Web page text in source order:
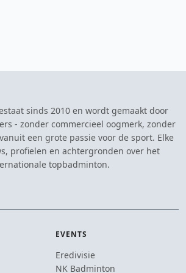
sinds 2010 en wordt gemaakt door
- zonder commercieel oogmerk, zonder
een grote passie voor de sport. Elke
profielen en achtergronden over het
topbadminton.
EVENTS
Eredivisie
NK Badminton